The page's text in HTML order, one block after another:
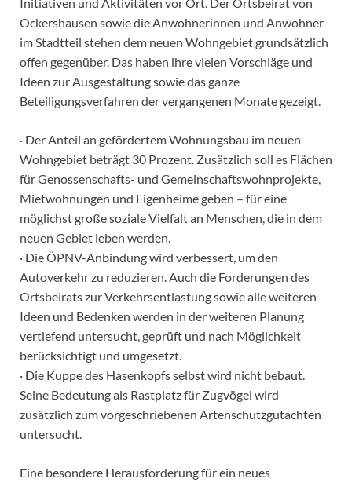
Ockershausen sowie die Anwohnerinnen und Anwohner
im Stadtteil stehen dem neuen Wohngebiet grundsätzlich
offen gegenüber. Das haben ihre vielen Vorschläge und
Ideen zur Ausgestaltung sowie das ganze
Beteiligungsverfahren der vergangenen Monate gezeigt.
· Der Anteil an gefördertem Wohnungsbau im neuen
Wohngebiet beträgt 30 Prozent. Zusätzlich soll es Flächen
für Genossenschafts- und Gemeinschaftswohnprojekte,
Mietwohnungen und Eigenheime geben – für eine
möglichst große soziale Vielfalt an Menschen, die in dem
neuen Gebiet leben werden.
· Die ÖPNV-Anbindung wird verbessert, um den
Autoverkehr zu reduzieren. Auch die Forderungen des
Ortsbeirats zur Verkehrsentlastung sowie alle weiteren
Ideen und Bedenken werden in der weiteren Planung
vertiefend untersucht, geprüft und nach Möglichkeit
berücksichtigt und umgesetzt.
· Die Kuppe des Hasenkopfs selbst wird nicht bebaut.
Seine Bedeutung als Rastplatz für Zugvögel wird
zusätzlich zum vorgeschriebenen Artenschutzgutachten
untersucht.
Eine besondere Herausforderung für ein neues